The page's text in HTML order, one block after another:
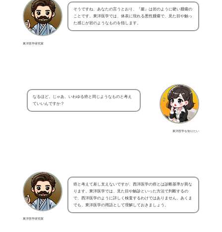
東洋医学研究家
そうですね、あなたの言うとおり、『巖』は岩のように硬い腫瘍の
ことです。東洋医学では、体表に現れる悪性腫瘍で、見た目や触っ
た感じが岩のようなものを指します。
東洋医学を知りたい
なるほど。じゃあ、いわゆる癌と同じようなものと考え
ていいんですか？
東洋医学研究家
癌と考えて差し支えないですが、西洋医学の癌とは診断基準が異な
ります。東洋医学では、見た目や触診といった方法で判断するの
で、西洋医学のように詳しく検査するわけではありません。あくま
でも、東洋医学の用語として理解しておきましょう。